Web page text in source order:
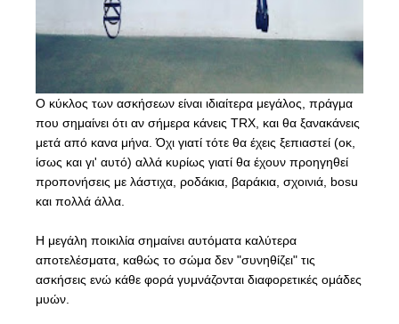
Ο κύκλος των ασκήσεων είναι ιδιαίτερα μεγάλος, πράγμα
που σημαίνει ότι αν σήμερα κάνεις TRX, και θα ξανακάνεις
μετά από κανα μήνα. Όχι γιατί τότε θα έχεις ξεπιαστεί (οκ,
ίσως και γι' αυτό) αλλά κυρίως γιατί θα έχουν προηγηθεί
προπονήσεις με λάστιχα, ροδάκια, βαράκια, σχοινιά, bosu
και πολλά άλλα.
Η μεγάλη ποικιλία σημαίνει αυτόματα καλύτερα
αποτελέσματα, καθώς το σώμα δεν "συνηθίζει" τις
ασκήσεις ενώ κάθε φορά γυμνάζονται διαφορετικές ομάδες
μυών.